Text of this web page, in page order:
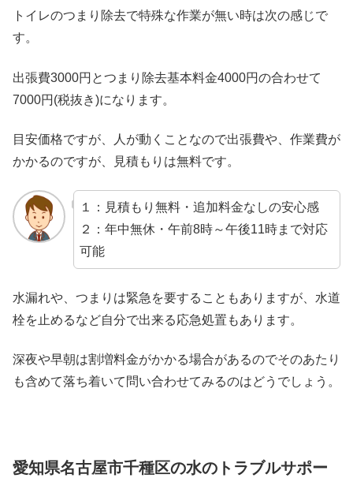
トイレのつまり除去で特殊な作業が無い時は次の感じで
す。
出張費3000円とつまり除去基本料金4000円の合わせて
7000円(税抜き)になります。
目安価格ですが、人が動くことなので出張費や、作業費が
かかるのですが、見積もりは無料です。
１：見積もり無料・追加料金なしの安心感
２：年中無休・午前8時～午後11時まで対応
可能
水漏れや、つまりは緊急を要することもありますが、水道
栓を止めるなど自分で出来る応急処置もあります。
深夜や早朝は割増料金がかかる場合があるのでそのあたり
も含めて落ち着いて問い合わせてみるのはどうでしょう。
愛知県名古屋市千種区の水のトラブルサポー